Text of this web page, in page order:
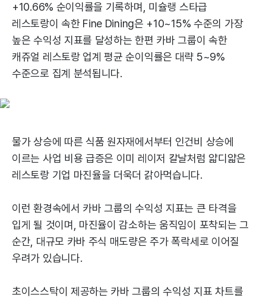
+10.66% 순이익률을 기록하며, 미슐랭 스타급
레스토랑이 속한 Fine Dining은 +10~15% 수준의 가장
높은 수익성 지표를 달성하는 한편 카바 그룹이 속한
캐쥬얼 레스토랑 업계 평균 순이익률은 대략 5~9%
수준으로 집계 분석됩니다.
물가 상승에 따른 식품 원자재에서부터 인건비 상승에
이르는 사업 비용 급증은 이미 레이저 칼날처럼 얇디얇은
레스토랑 기업 마진율을 더욱더 갉아먹습니다.
이런 환경속에서 카바 그룹의 수익성 지표는 큰 타격을
입게 될 것이며, 마진율이 감소하는 움직임이 포착되는 그
순간, 대규모 카바 주식 매도량은 주가 폭락세로 이어질
우려가 있습니다.
초이스스탁이 제공하는 카바 그룹의 수익성 지표 차트를